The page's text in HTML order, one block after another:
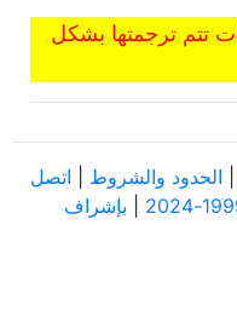
تتم ترجمتها بشكل
الحدود والشروط
اتصل
بإشراف